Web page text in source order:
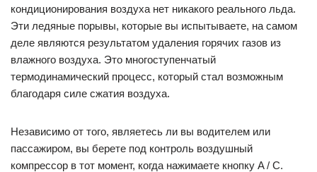
кондиционирования воздуха нет никакого реального льда.
Эти ледяные порывы, которые вы испытываете, на самом
деле являются результатом удаления горячих газов из
влажного воздуха. Это многоступенчатый
термодинамический процесс, который стал возможным
благодаря силе сжатия воздуха.
Независимо от того, являетесь ли вы водителем или
пассажиром, вы берете под контроль воздушный
компрессор в тот момент, когда нажимаете кнопку A / C.